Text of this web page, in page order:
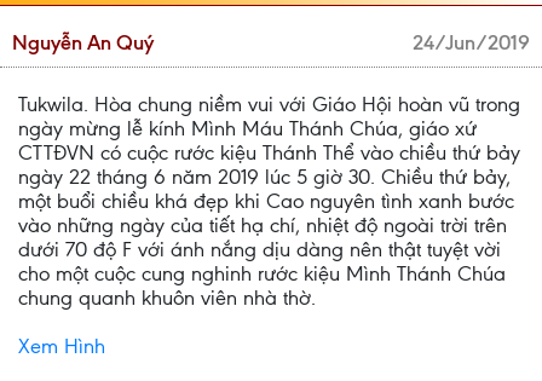
Nguyễn An Quý 24/Jun/2019
Tukwila. Hòa chung niềm vui với Giáo Hội hoàn vũ trong
ngày mừng lễ kính Mình Máu Thánh Chúa, giáo xứ
CTTĐVN có cuộc rước kiệu Thánh Thể vào chiều thứ bảy
ngày 22 tháng 6 năm 2019 lúc 5 giờ 30. Chiều thứ bảy,
một buổi chiều khá đẹp khi Cao nguyên tình xanh bước
vào những ngày của tiết hạ chí, nhiệt độ ngoài trời trên
dưới 70 độ F với ánh nắng dịu dàng nên thật tuyệt vời
cho một cuộc cung nghinh rước kiệu Mình Thánh Chúa
chung quanh khuôn viên nhà thờ.
Xem Hình